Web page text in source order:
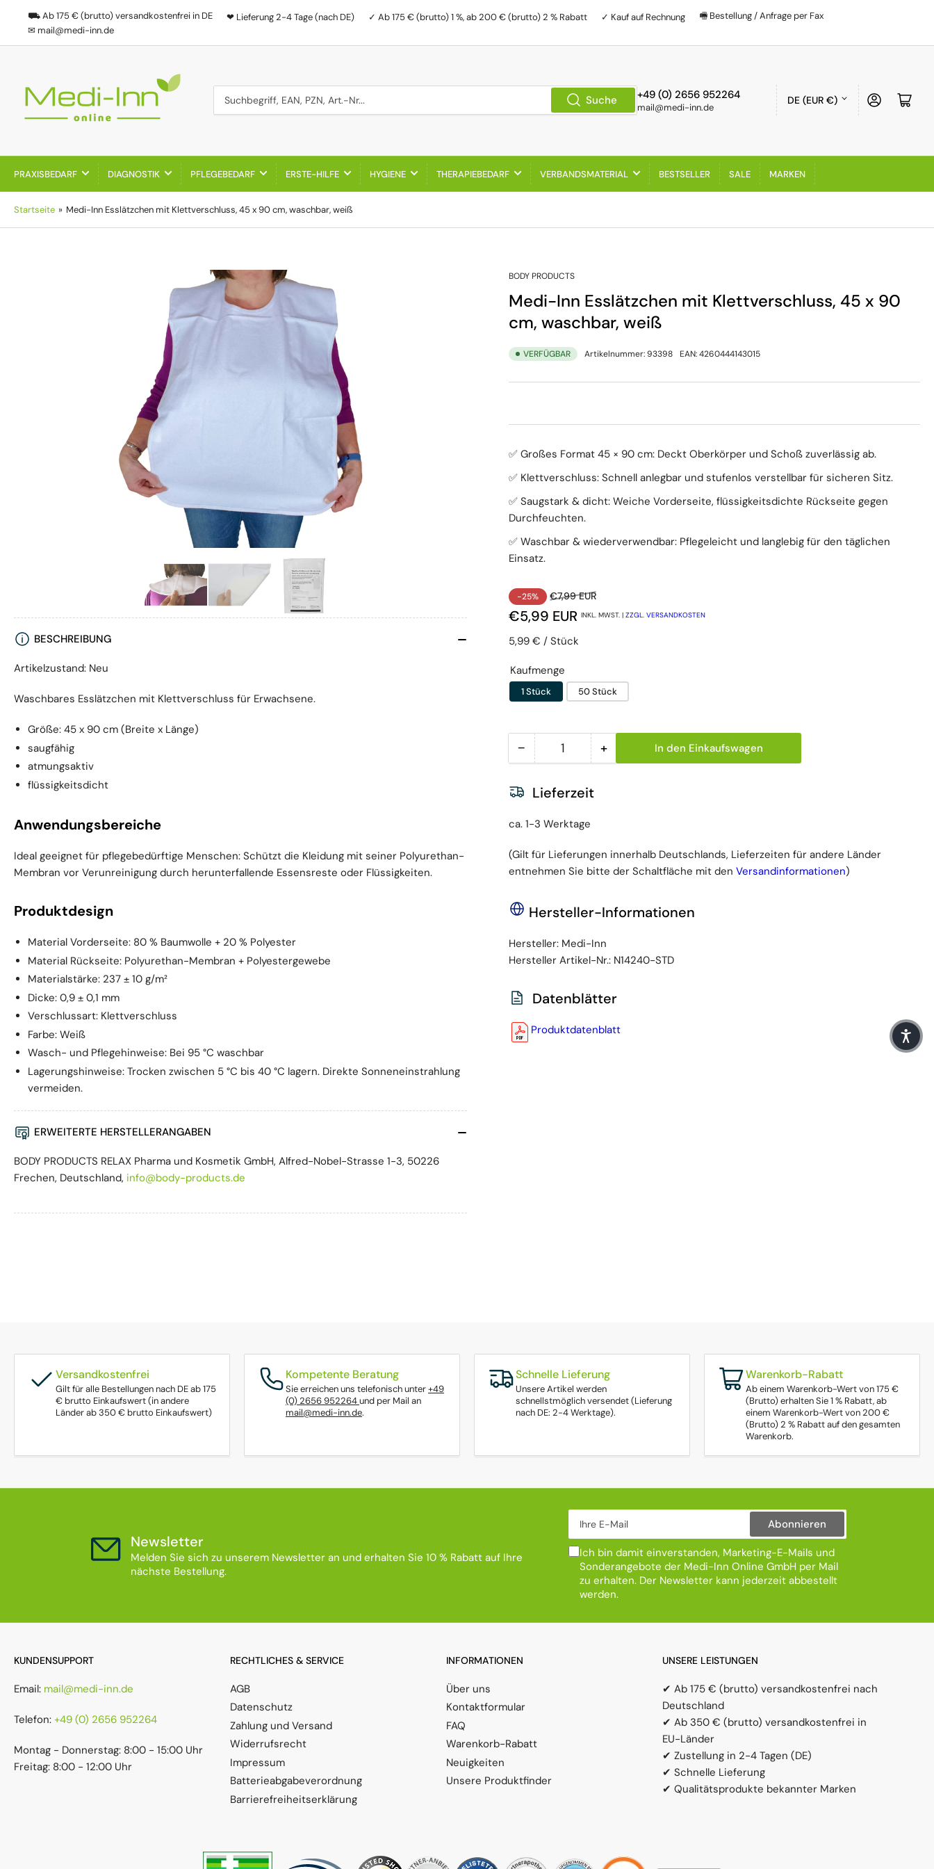
⛟ Ab 175 € (brutto) versandkostenfrei in DE ❤ Lieferung 2-4 Tage (nach DE) ✓ Ab 175 € (brutto) 1 %, ab 200 € (brutto) 2 % Rabatt ✓ Kauf auf Rechnung
🖷 Bestellung / Anfrage per Fax
✉ mail@medi-inn.de
Suche +49 (0) 2656 952264
mail@medi-inn.de
Land/Region
DE (EUR €) AnmeldenMini-
PRAXISBEDARF DIAGNOSTIK PFLEGEBEDARF ERSTE-HILFE HYGIENE THERAPIEBEDARF VERBANDSMATERIAL BESTSELLER SALE MARKEN
Startseite » Medi-Inn Esslätzchen mit Klettverschluss, 45 x 90 cm, waschbar, weiß
BODY PRODUCTS
Medi-Inn Esslätzchen mit Klettverschluss, 45 x 90
cm, waschbar, weiß
VERFÜGBAR Artikelnummer:93398 EAN:4260444143015
✅ Großes Format 45 × 90 cm: Deckt Oberkörper und Schoß zuverlässig ab.
✅ Klettverschluss: Schnell anlegbar und stufenlos verstellbar für sicheren Sitz.
✅ Saugstark & dicht: Weiche Vorderseite, flüssigkeitsdichte Rückseite gegen
Durchfeuchten.
✅ Waschbar & wiederverwendbar: Pflegeleicht und langlebig für den täglichen
Einsatz.
Normaler Preis
-25% €7,99 EURAusverkaufspreis
€5,99 EUR INKL. MWST. | ZZGL. VERSANDKOSTEN
Preis pro Einheit
5,99 € / pro
Stück
Kaufmenge
1 Stück 50 Stück
− Menge reduzieren für Medi-Inn Esslätzchen mit Klettverschluss, 45 x
Menge +Menge erhöhen für Medi-Inn Esslätzchen mit
In den Einkaufswagen
Lieferzeit
ca. 1-3 Werktage
(Gilt für Lieferungen innerhalb Deutschlands, Lieferzeiten für andere Länder
entnehmen Sie bitte der Schaltfläche mit den Versandinformationen)
Hersteller-Informationen
Hersteller: Medi-Inn
Hersteller Artikel-Nr.: N14240-STD
Datenblätter
Produktdatenblatt
BESCHREIBUNG
Artikelzustand: Neu
Waschbares Esslätzchen mit Klettverschluss für Erwachsene.
Größe: 45 x 90 cm (Breite x Länge)
saugfähig
atmungsaktiv
flüssigkeitsdicht
Anwendungsbereiche
Ideal geeignet für pflegebedürftige Menschen: Schützt die Kleidung mit seiner Polyurethan-
Membran vor Verunreinigung durch herunterfallende Essensreste oder Flüssigkeiten.
Produktdesign
Material Vorderseite: 80 % Baumwolle + 20 % Polyester
Material Rückseite: Polyurethan-Membran + Polyestergewebe
Materialstärke: 237 ± 10 g/m²
Dicke: 0,9 ± 0,1 mm
Verschlussart: Klettverschluss
Farbe: Weiß
Wasch- und Pflegehinweise: Bei 95 °C waschbar
Lagerungshinweise: Trocken zwischen 5 °C bis 40 °C lagern. Direkte Sonneneinstrahlung
vermeiden.
ERWEITERTE HERSTELLERANGABEN
BODY PRODUCTS RELAX Pharma und Kosmetik GmbH, Alfred-Nobel-Strasse 1-3, 50226
Frechen, Deutschland, info@body-products.de
Versandkostenfrei
Gilt für alle Bestellungen nach DE ab 175
€ brutto Einkaufswert (in andere
Länder ab 350 € brutto Einkaufswert)
Kompetente Beratung
Sie erreichen uns telefonisch unter+49
(0) 2656 952264und per Mail an
mail@medi-inn.de.
Schnelle Lieferung
Unsere Artikel werden
schnellstmöglich versendet (Lieferung
nach DE: 2-4 Werktage).
Warenkorb-Rabatt
Ab einem Warenkorb-Wert von 175 €
(Brutto) erhalten Sie 1 % Rabatt, ab
einem Warenkorb-Wert von 200 €
(Brutto) 2 % Rabatt auf den gesamten
Warenkorb.
Newsletter
Melden Sie sich zu unserem Newsletter an und erhalten Sie 10 % Rabatt auf Ihre
nächste Bestellung.
Ihre E-Mail
Abonnieren
Ich bin damit einverstanden, Marketing-E-Mails und
Sonderangebote der Medi-Inn Online GmbH per Mail
zu erhalten. Der Newsletter kann jederzeit abbestellt
werden.
KUNDENSUPPORT
Email: mail@medi-inn.de
Telefon: +49 (0) 2656 952264
Montag - Donnerstag: 8:00 - 15:00 Uhr
Freitag: 8:00 - 12:00 Uhr
RECHTLICHES & SERVICE
AGB
Datenschutz
Zahlung und Versand
Widerrufsrecht
Impressum
Batterieabgabeverordnung
Barrierefreiheitserklärung
INFORMATIONEN
Über uns
Kontaktformular
FAQ
Warenkorb-Rabatt
Neuigkeiten
Unsere Produktfinder
UNSERE LEISTUNGEN
✔ Ab 175 € (brutto) versandkostenfrei nach
Deutschland
✔ Ab 350 € (brutto) versandkostenfrei in
EU-Länder
✔ Zustellung in 2-4 Tagen (DE)
✔ Schnelle Lieferung
✔ Qualitätsprodukte bekannter Marken